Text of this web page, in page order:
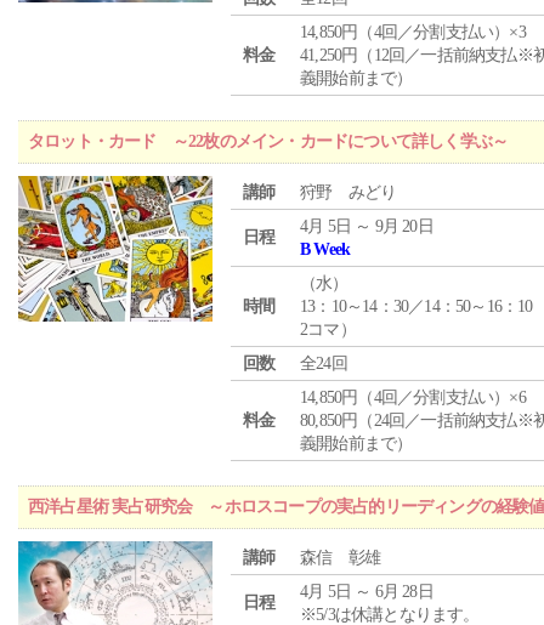
料金
14,850円（4回／分割支払い）×3
41,250円（12回／一括前納支払※
義開始前まで）
タロット・カード ～22枚のメイン・カードについて詳しく学ぶ～
講師 狩野 みどり
日程
4月 5日 ～ 9月 20日
B Week
時間
（水）
13：10～14：30／14：50～16：10
2コマ）
回数
全24回
料金
14,850円（4回／分割支払い）×6
80,850円（24回／一括前納支払※
義開始前まで）
西洋占星術 実占研究会 ～ホロスコープの実占的リーディングの経験
講師 森信 彰雄
日程
4月 5日 ～ 6月 28日
※5/3は休講となります。